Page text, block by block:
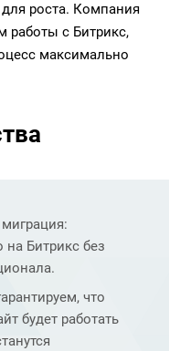
роста. Компания
работы с Битрикс,
максимально
на Битрикс без
что
будет работать